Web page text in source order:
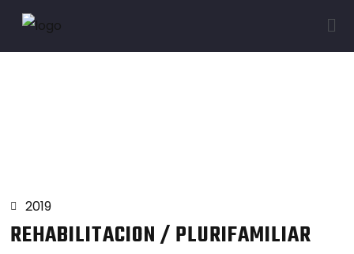
2019
REHABILITACION / PLURIFAMILIAR